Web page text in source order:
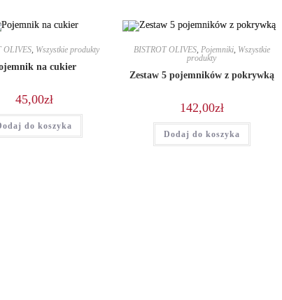
OLIVES, Wszystkie produkty
na cukier
45,00zł
do koszyka
BISTROT OLIVES, Pojemniki, Wszystkie
produkty
Zestaw 5 pojemników z pokrywką
142,00zł
Dodaj do koszyka